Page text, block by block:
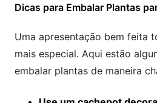
Dicas para Embalar Plantas
Uma apresentação bem feita
mais especial. Aqui estão
embalar plantas de maneira